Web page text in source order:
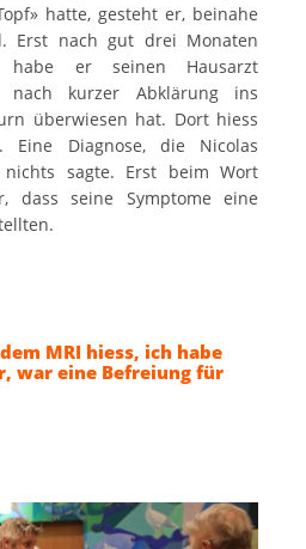
hatte, gesteht er, beinahe
Erst nach gut drei Monaten
habe er seinen Hausarzt
kurzer Abklärung ins
überwiesen hat. Dort hiess
Eine Diagnose, die Nicolas
sagte. Erst beim Wort
dass seine Symptome eine
MRI hiess, ich habe
war eine Befreiung für